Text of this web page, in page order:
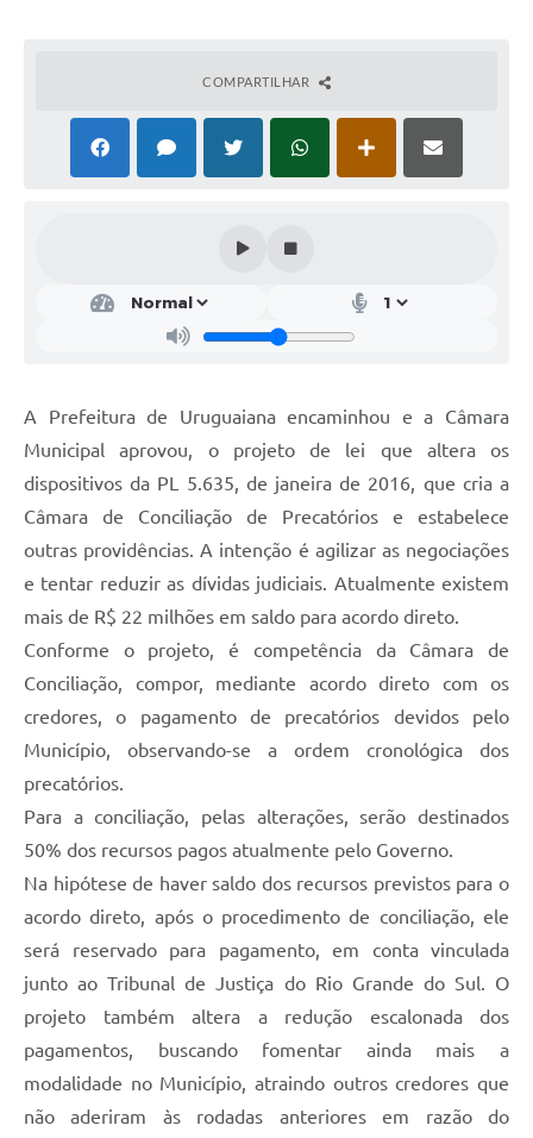
Cidadão Online: IPTU - alvará
Colégio Agrícola Municipal
Vigilância Sanitária
COPIR - Coordenadoria de Promoção de Igualdade Racial
Galeria de Fotos
Contratos
Obras
Galeria de Vídeos
Contas Públicas
Links
Telefones Úteis
COMPARTILHAR
A Prefeitura de Uruguaiana encaminhou e a Câmara
Municipal aprovou, o projeto de lei que altera os
dispositivos da PL 5.635, de janeira de 2016, que cria a
Câmara de Conciliação de Precatórios e estabelece
outras providências. A intenção é agilizar as negociações
e tentar reduzir as dívidas judiciais. Atualmente existem
mais de R$ 22 milhões em saldo para acordo direto.
Conforme o projeto, é competência da Câmara de
Conciliação, compor, mediante acordo direto com os
credores, o pagamento de precatórios devidos pelo
Município, observando-se a ordem cronológica dos
precatórios.
Para a conciliação, pelas alterações, serão destinados
50% dos recursos pagos atualmente pelo Governo.
Na hipótese de haver saldo dos recursos previstos para o
acordo direto, após o procedimento de conciliação, ele
será reservado para pagamento, em conta vinculada
junto ao Tribunal de Justiça do Rio Grande do Sul. O
projeto também altera a redução escalonada dos
pagamentos, buscando fomentar ainda mais a
modalidade no Município, atraindo outros credores que
não aderiram às rodadas anteriores em razão do